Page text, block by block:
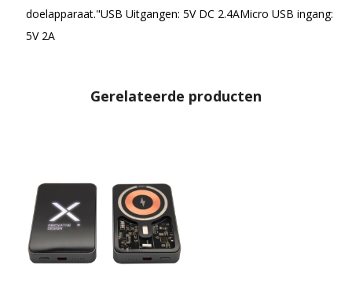
doelapparaat."USB Uitgangen: 5V DC 2.4AMicro USB ingang:
5V 2A
Gerelateerde producten